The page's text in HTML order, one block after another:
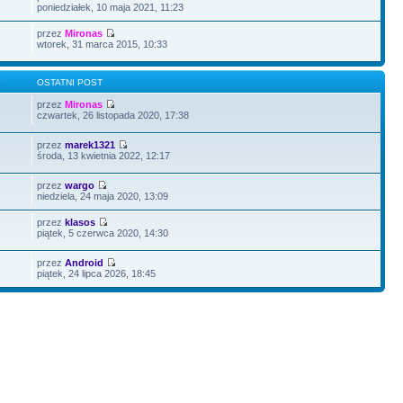
poniedziałek, 10 maja 2021, 11:23
przezMironas
wtorek, 31 marca 2015, 10:33
OSTATNI POST
przezMironas
czwartek, 26 listopada 2020, 17:38
przezmarek1321
środa, 13 kwietnia 2022, 12:17
przezwargo
niedziela, 24 maja 2020, 13:09
przezklasos
piątek, 5 czerwca 2020, 14:30
przezAndroid
piątek, 24 lipca 2026, 18:45